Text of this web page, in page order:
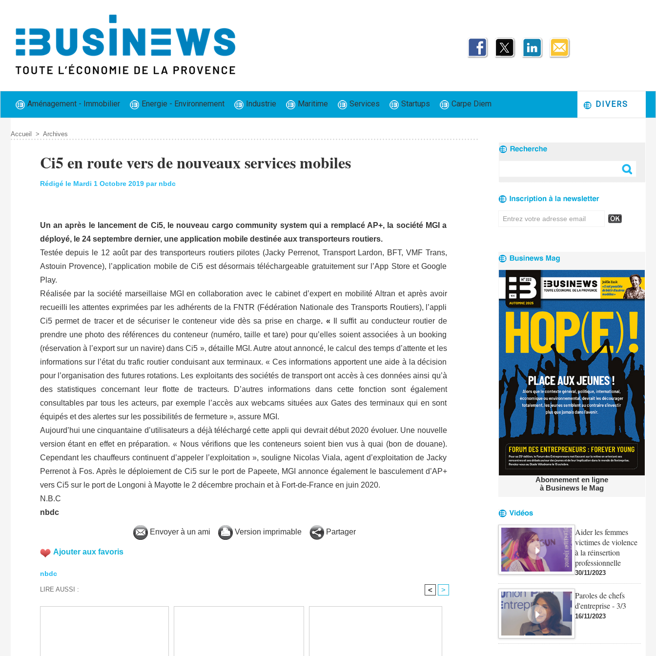
Aménagement - Immobilier Energie - Environnement Industrie Maritime Services Startups Carpe Diem DIVERS
Accueil > Archives
Ci5 en route vers de nouveaux services mobiles
Rédigé le Mardi 1 Octobre 2019 par nbdc
Un an après le lancement de Ci5, le nouveau cargo community system qui a remplacé AP+, la société MGI a
déployé, le 24 septembre dernier, une application mobile destinée aux transporteurs routiers.
Testée depuis le 12 août par des transporteurs routiers pilotes (Jacky Perrenot, Transport Lardon, BFT, VMF Trans,
Astouin Provence), l’application mobile de Ci5 est désormais téléchargeable gratuitement sur l’App Store et Google
Play.
Réalisée par la société marseillaise MGI en collaboration avec le cabinet d’expert en mobilité Altran et après avoir
recueilli les attentes exprimées par les adhérents de la FNTR (Fédération Nationale des Transports Routiers), l’appli
Ci5 permet de tracer et de sécuriser le conteneur vide dès sa prise en charge. «
Il suffit au conducteur routier de
prendre une photo des références du conteneur (numéro, taille et tare) pour qu’elles soient associées à un booking
(réservation à l’export sur un navire) dans Ci5 », détaille MGI. Autre atout annoncé, le calcul des temps d’attente et les
informations sur l’état du trafic routier conduisant aux terminaux. « Ces informations apportent une aide à la décision
pour l’organisation des futures rotations. Les exploitants des sociétés de transport ont accès à ces données ainsi qu’à
des statistiques concernant leur flotte de tracteurs. D’autres informations dans cette fonction sont également
consultables par tous les acteurs, par exemple l’accès aux webcams situées aux Gates des terminaux qui en sont
équipés et des alertes sur les possibilités de fermeture », assure MGI.
Aujourd’hui une cinquantaine d’utilisateurs a déjà téléchargé cette appli qui devrait début 2020 évoluer. Une nouvelle
version étant en effet en préparation. « Nous vérifions que les conteneurs soient bien vus à quai (bon de douane).
Cependant les chauffeurs continuent d’appeler l’exploitation », souligne Nicolas Viala, agent d’exploitation de Jacky
Perrenot à Fos. Après le déploiement de Ci5 sur le port de Papeete, MGI annonce également le basculement d’AP+
vers Ci5 sur le port de Longoni à Mayotte le 2 décembre prochain et à Fort-de-France en juin 2020.
N.B.C
nbdc
Envoyer à un ami Version imprimable Partager
Ajouter aux favoris
nbdc
LIRE AUSSI : < >
Abonnement en ligne
à Businews le Mag
Aider les femmes
victimes de violence
à la réinsertion
professionnelle
30/11/2023
Paroles de chefs
d'entreprise - 3/3
16/11/2023